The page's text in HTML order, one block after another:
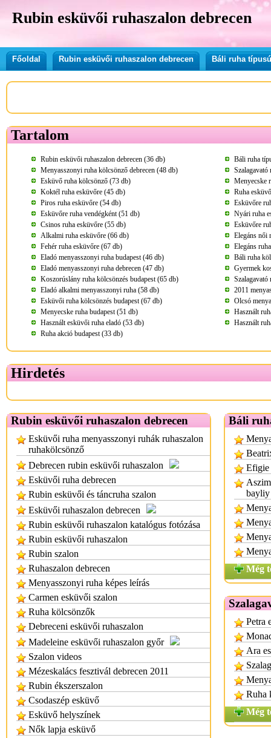
Rubin esküvői ruhaszalon debrecen
Főoldal Rubin esküvői ruhaszalon debrecen Báli ruha
Tartalom
Rubin esküvői ruhaszalon debrecen (36 db)
Báli ruha
Menyasszonyi ruha kölcsönző debrecen (48 db)
Esküvő ruha kölcsönző (73 db)
Menyecske
Koktél ruha esküvőre (45 db)
Ruha
Piros ruha esküvőre (54 db)
Esküvőre
Esküvőre ruha vendégként (51 db)
Nyári ruha
Csinos ruha esküvőre (55 db)
Esküvőre
Alkalmi ruha esküvőre (66 db)
Elegáns női
Fehér ruha esküvőre (67 db)
Elegáns
Eladó menyasszonyi ruha budapest (46 db)
Báli ruha
Eladó menyasszonyi ruha debrecen (47 db)
Gyermek
Koszorúslány ruha kölcsönzés budapest (65 db)
Szalagavató
Eladó alkalmi menyasszonyi ruha (58 db)
2011
Esküvői ruha kölcsönzés budapest (67 db)
Olcsó
Menyecske ruha budapest (51 db)
Használt
Használt esküvői ruha eladó (53 db)
Használt
Ruha akció budapest (33 db)
Hirdetés
Rubin esküvői ruhaszalon debrecen
Esküvői ruha menyasszonyi ruhák ruhaszalon
ruhakölcsönző
Debrecen rubin esküvői ruhaszalon
Esküvői ruha debrecen
Rubin esküvői és táncruha szalon
Esküvői ruhaszalon debrecen
Rubin esküvői ruhaszalon katalógus fotózása
Rubin esküvői ruhaszalon
Rubin szalon
Ruhaszalon debrecen
Menyasszonyi ruha képes leírás
Carmen esküvői szalon
Ruha kölcsönzők
Debreceni esküvői ruhaszalon
Madeleine esküvői ruhaszalon győr
Szalon videos
Mézeskalács fesztivál debrecen 2011
Rubin ékszerszalon
Csodaszép esküvő
Esküvő helyszínek
Nők lapja esküvő
Báli
Efigie
bayliy
Még
Petra
Ara
Ruha
Még